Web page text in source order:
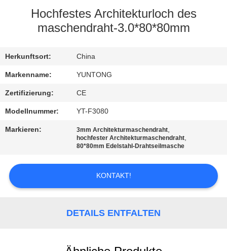
QUALITÄTSKONTROLLE
TRETEN
SIE
MIT
UNS
IN
VERBINDUNG
NACHRICHTEN
Hochfestes Architekturloch des
maschendraht-3.0*80*80mm
Herkunftsort: China
Markenname: YUNTONG
Zertifizierung: CE
Modellnummer: YT-F3080
Markieren: 3mm Architekturmaschendraht,
hochfester Architekturmaschendraht,
80*80mm Edelstahl-Drahtseilmasche
KONTAKT!
DETAILS ENTFALTEN